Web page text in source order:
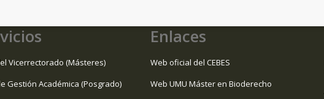
Vicerrectorado (Másteres)
Gestión Académica (Posgrado)
Enlaces
Web oficial del CEBES
Web UMU Máster en Bioderecho